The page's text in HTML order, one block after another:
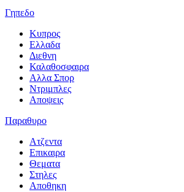
Γηπεδο
Κυπρος
Ελλαδα
Διεθνη
Καλαθοσφαιρα
Αλλα Σπορ
Ντριμπλες
Αποψεις
Παραθυρο
Ατζεντα
Επικαιρα
Θεματα
Στηλες
Αποθηκη